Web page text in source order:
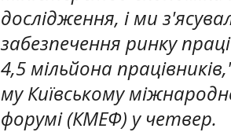
дослідження, і ми
забезпечення ринку
4,5 мільйона
му Київському
форумі (КМЕФ) у четвер.